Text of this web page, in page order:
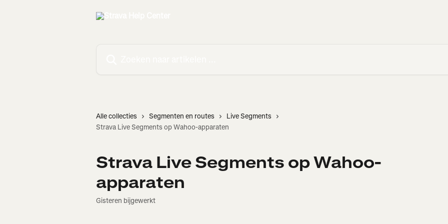
Alle collecties Segmenten en routes
Live Segments
Strava Live Segments op Wahoo-apparaten
Strava Live Segments op Wahoo-
apparaten
Gisteren bijgewerkt